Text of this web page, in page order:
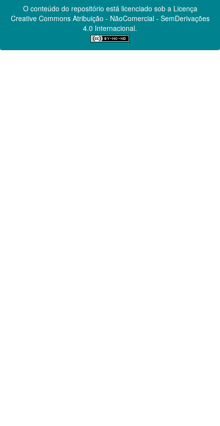
O conteúdo do repositório está licenciado sob a Licença
Creative CommonsAtribuição - NãoComercial - SemDerivações
4.0 Internacional.